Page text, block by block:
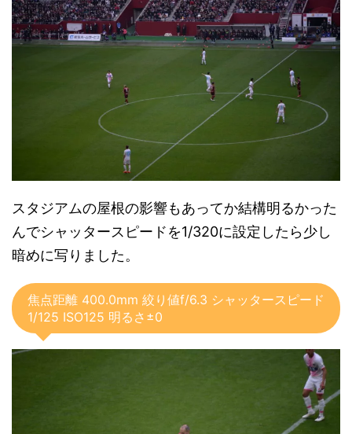
スタジアムの屋根の影響もあってか結構明るかった
んでシャッタースピードを1/320に設定したら少し
暗めに写りました。
焦点距離 400.0mm 絞り値f/6.3 シャッタースピード
1/125 ISO125 明るさ±0